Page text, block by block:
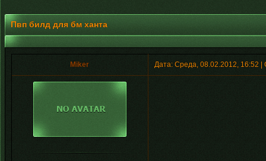
Пвп билд для бм ханта
Miker Дата: Среда, 08.02.2012, 16:52